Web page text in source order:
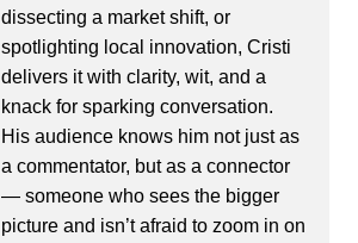
dissecting a market shift, or
spotlighting local innovation, Cristi
delivers it with clarity, wit, and a
knack for sparking conversation.
His audience knows him not just as
a commentator, but as a connector
— someone who sees the bigger
picture and isn’t afraid to zoom in on